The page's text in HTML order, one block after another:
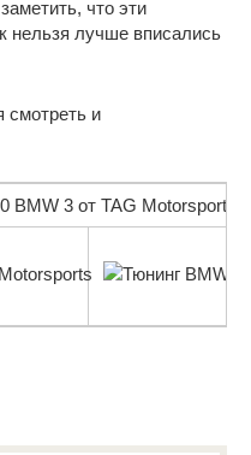
что эти
нельзя лучше вписались
смотреть и
BMW 3 от TAG Motorsports